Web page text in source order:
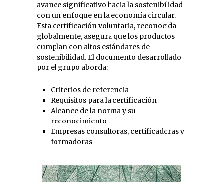
avance significativo hacia la sostenibilidad
con un enfoque en la economía circular.
Esta certificación voluntaria, reconocida
globalmente, asegura que los productos
cumplan con altos estándares de
sostenibilidad. El documento desarrollado
por el grupo aborda:
Criterios de referencia
Requisitos para la certificación
Alcance de la norma y su
reconocimiento
Empresas consultoras, certificadoras y
formadoras